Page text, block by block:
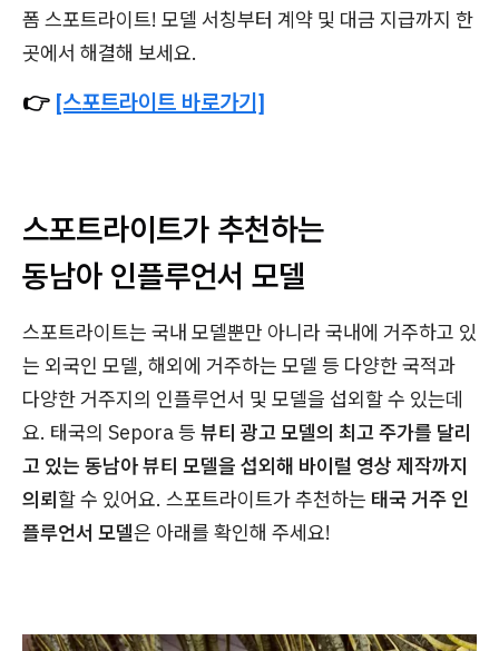
폼 스포트라이트! 모델 서칭부터 계약 및 대금 지급까지 한
곳에서 해결해 보세요.
👉 [스포트라이트 바로가기]
스포트라이트가 추천하는
동남아 인플루언서 모델
스포트라이트는 국내 모델뿐만 아니라 국내에 거주하고 있
는 외국인 모델, 해외에 거주하는 모델 등 다양한 국적과
다양한 거주지의 인플루언서 및 모델을 섭외할 수 있는데
요. 태국의 Sepora 등 ​ 뷰티 광고 모델의 최고 주가를 달리
고 있는 동남아 뷰티 모델을 섭외해 바이럴 영상 제작까지
의뢰할 수 있어요. 스포트라이트가 추천하는 태국 거주 인
플루언서 모델은 아래를 확인해 주세요!